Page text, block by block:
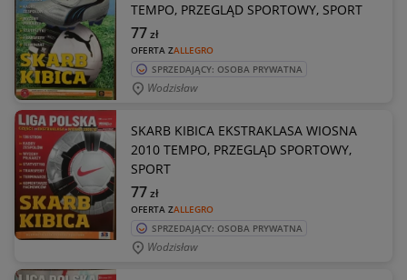
TEMPO, PRZEGLĄD SPORTOWY, SPORT
OFERTA ZALLEGRO
77zł
SPRZEDAJĄCY: OSOBA PRYWATNA
Wodzisław
SKARB KIBICA EKSTRAKLASA WIOSNA
2010 TEMPO, PRZEGLĄD SPORTOWY,
SPORT
OFERTA ZALLEGRO
77zł
SPRZEDAJĄCY: OSOBA PRYWATNA
Wodzisław